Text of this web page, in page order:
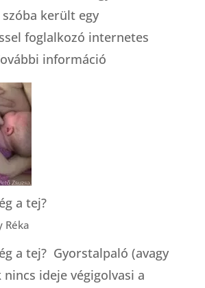
került egy
foglalkozó internetes
információ:
a tej?
Réka
a tej? Gyorstalpaló (avagy
nincs ideje végigolvasi a